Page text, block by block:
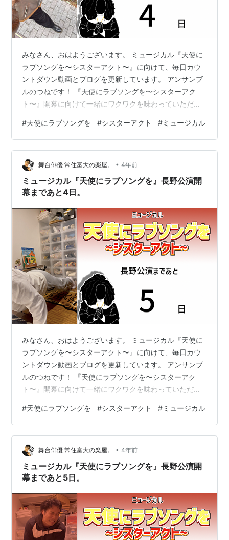
みなさん、おはようございます。 ミュージカル『天使に
ラブソングを〜シスターアクト〜』に向けて、毎日カウ
ントダウン動画とブログを更新しています。 アンサンブ
ルのつねです！ 『天使にラブソングを〜シスターアク
ト〜』開幕に向けて一緒にワクワクを味わっていただけ
いきますね。 スポンサーリンク 2023.1.17の振り返り。
まとめ 2023.1.17の振り返り。 www.youtube.com 昨日
の動画をまだ見ていない方はこちらからどうぞ！ 昨日は
朝からとある用事のために日比谷へ行ってきました。 朝
と言っても昼近かったのですが…笑 お昼近いのにも関…
#天使にラブソングを #シスターアクト #ミュージカル
舞台俳優 常住富大の楽屋。 • 4年前
ミュージカル『天使にラブソングを』長野公演開
幕まであと4日。
みなさん、おはようございます。 ミュージカル『天使に
ラブソングを〜シスターアクト〜』に向けて、毎日カウ
ントダウン動画とブログを更新しています。 アンサンブ
ルのつねです！ 『天使にラブソングを〜シスターアク
ト〜』開幕に向けて一緒にワクワクを味わっていただけ
いきますね。 スポンサーリンク 2023.1.16の振り返り。
昨日の筋トレメニュー まとめ 2023.1.16の振り返り。
www.youtube.com 昨日の動画をまだ見ていない方はこ
ちらからどうぞ！ 昨日は1日子供とお留守番をする日でし
た。 久しぶりに子供と2人きりで過ごした1日だった…
#天使にラブソングを #シスターアクト #ミュージカル
舞台俳優 常住富大の楽屋。 • 4年前
ミュージカル『天使にラブソングを』長野公演開
幕まであと5日。